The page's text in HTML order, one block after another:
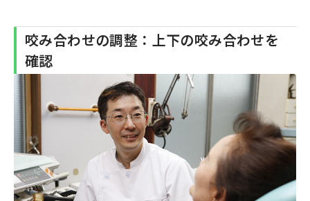
咬み合わせの調整：上下の咬み合わせを
確認